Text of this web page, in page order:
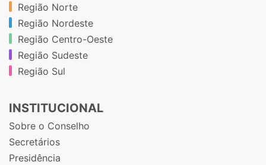
Região Norte
Região Nordeste
Região Centro-Oeste
Região Sudeste
Região Sul
INSTITUCIONAL
Sobre o Conselho
Secretários
Presidência